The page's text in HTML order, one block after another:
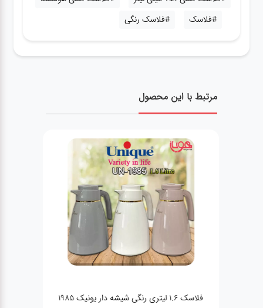
#فلاسک
#فلاسک رنگی
مرتبط با این محصول
فلاسک 1.6 لیتری رنگی شیشه دار یونیک 1985